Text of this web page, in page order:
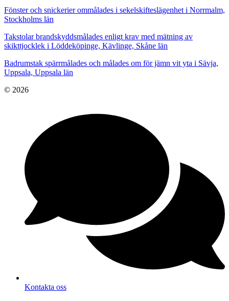
Fönster och snickerier ommålades i sekelskifteslägenhet i Norrmalm,
Stockholms län
Takstolar brandskyddsmålades enligt krav med mätning av
skikttjocklek i Löddeköpinge, Kävlinge, Skåne län
Badrumstak spärrmålades och målades om för jämn vit yta i Sävja,
Uppsala, Uppsala län
© 2026
Kontakta oss